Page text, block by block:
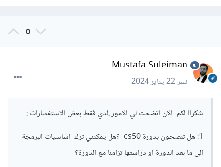
0
Mustafa Suleiman
نشر22 يناير 2024
شكراا لكم الان اتضحت لي الامور ،لدي فقط بعض الاستفسارات
1: هل تنصحون بدورة cs50 ؟هل يمكنني ترك اساسيات البرمجة
الى ما بعد الدورة او دراستها تزامنا مع الدورة؟